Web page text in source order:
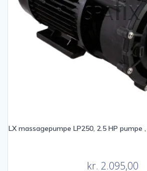
LX massagepumpe LP250, 2.5 HP pumpe
kr. 2.095,00